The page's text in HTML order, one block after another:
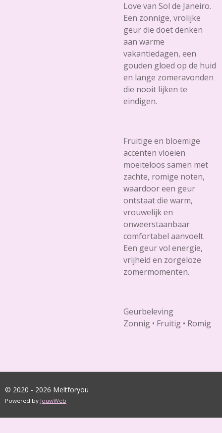
Love van Sol de Janeiro.
Een zonnige, vrolijke
geur die doet denken
aan warme
vakantiedagen, een
gouden gloed op de huid
en lange zomeravonden
die nooit lijken te
eindigen.
Fruitige en bloemige
accenten vloeien
moeiteloos samen met
zachte, romige noten,
waardoor een geur
ontstaat die warm,
vrouwelijk en
onweerstaanbaar
comfortabel aanvoelt.
Een geur vol energie,
vrijheid en zorgeloze
zomermomenten.
Geurbeleving
Zonnig • Fruitig • Romig
© 2020 - 2026 Meltforyou
Powered by JouwWeb